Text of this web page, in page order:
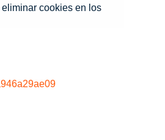
cookies en los